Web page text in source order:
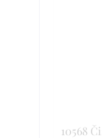
10568